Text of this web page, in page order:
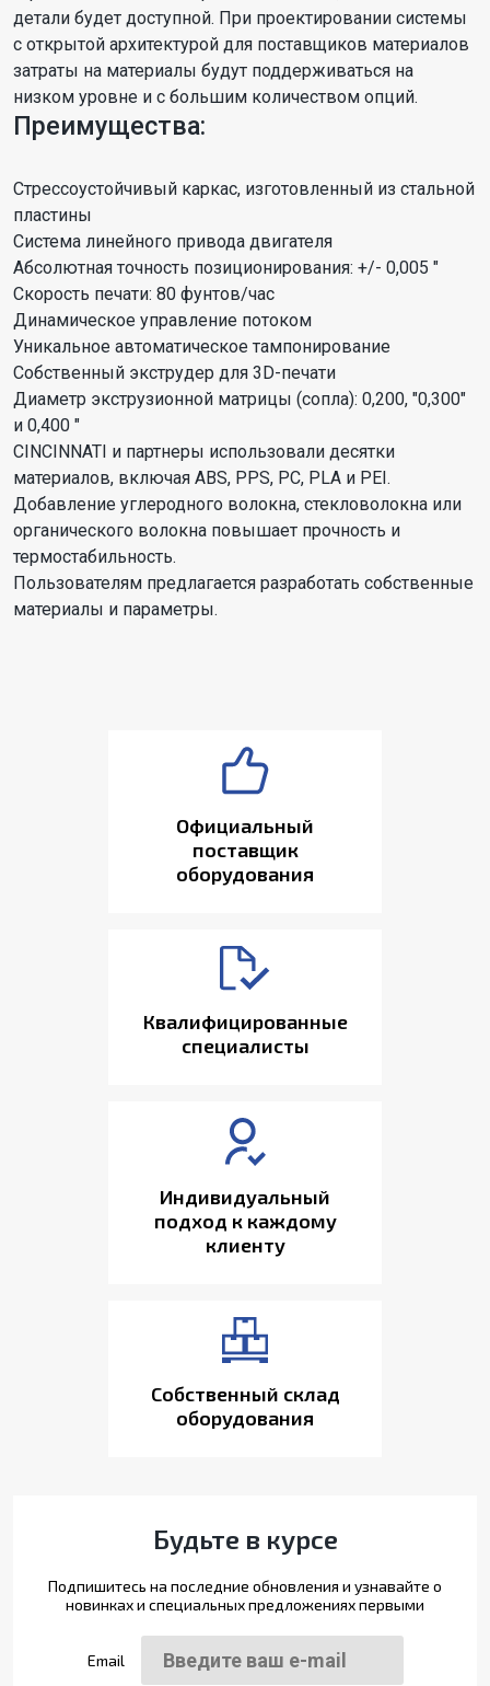
детали будет доступной. При проектировании системы
с открытой архитектурой для поставщиков материалов
затраты на материалы будут поддерживаться на
низком уровне и с большим количеством опций.
Преимущества:
Стрессоустойчивый каркас, изготовленный из стальной
пластины
Система линейного привода двигателя
Абсолютная точность позиционирования: +/- 0,005 "
Скорость печати: 80 фунтов/час
Динамическое управление потоком
Уникальное автоматическое тампонирование
Собственный экструдер для 3D-печати
Диаметр экструзионной матрицы (сопла): 0,200, "0,300"
и 0,400 "
CINCINNATI и партнеры использовали десятки
материалов, включая ABS, PPS, PC, PLA и PEI.
Добавление углеродного волокна, стекловолокна или
органического волокна повышает прочность и
термостабильность.
Пользователям предлагается разработать собственные
материалы и параметры.
Официальный
поставщик
оборудования
Квалифицированные
специалисты
Индивидуальный
подход к каждому
клиенту
Собственный склад
оборудования
Будьте в курсе
Подпишитесь на последние обновления и узнавайте о
новинках и специальных предложениях первыми
Email